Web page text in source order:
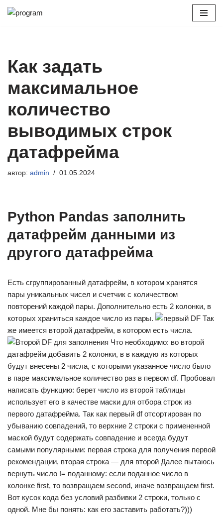
Как задать
максимальное
количество
выводимых строк
датафрейма
автор: admin 01.05.2024
Python Pandas заполнить
датафрейм данными из
другого датафрейма
Есть сгруппированный датафрейм, в котором хранятся
пары уникальных чисел и счетчик с количеством
повторений каждой пары. Дополнительно есть 2 колонки, в
которых храниться каждое число из пары.
Так
же имеется второй датафрейм, в котором есть числа.
Что необходимо: во второй
датафрейм добавить 2 колонки, в в каждую из которых
будут внесены 2 числа, с которыми указанное число было
в паре максимальное количество раз в первом df. Пробовал
написать функцию: берет число из второй таблицы
использует его в качестве маски для отбора строк из
первого датафрейма. Так как первый df отсортирован по
убыванию совпадений, то верхние 2 строки с примененной
маской будут содержать совпадение и всегда будут
самыми популярными: первая строка для получения первой
рекомендации, вторая строка — для второй Далее пытаюсь
вернуть число != поданному: если поданное число в
колонке first, то возвращаем second, иначе возвращаем first.
Вот кусок кода без условий разбивки 2 строки, только с
одной. Мне бы понять: как его заставить работать?)))